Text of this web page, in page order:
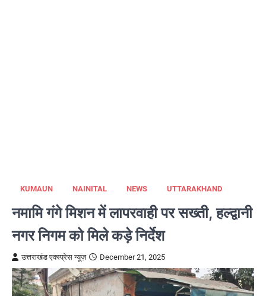
KUMAUN NAINITAL NEWS UTTARAKHAND
नमामि गंगे मिशन में लापरवाही पर सख्ती, हल्द्वानी
नगर निगम को मिले कड़े निर्देश
उत्तराखंड एक्स्प्रेस न्यूज़ December 21, 2025